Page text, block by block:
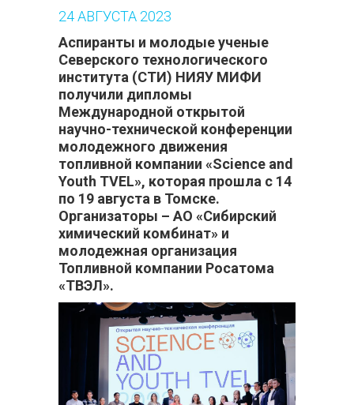
24АВГУСТА 2023
Аспиранты и молодые ученые
Северского технологического
института (СТИ) НИЯУ МИФИ
получили дипломы
Международной открытой
научно-технической конференции
молодежного движения
топливной компании «Science and
Youth TVEL», которая прошла с 14
по 19 августа в Томске.
Организаторы – АО «Сибирский
химический комбинат» и
молодежная организация
Топливной компании Росатома
«ТВЭЛ».